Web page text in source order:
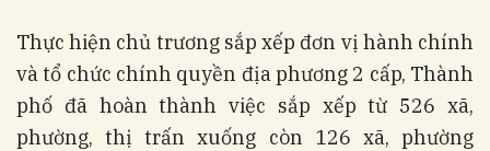
Thực hiện chủ trương sắp xếp đơn vị hành chính
và tổ chức chính quyền địa phương 2 cấp, Thành
phố đã hoàn thành việc sắp xếp từ 526 xã,
phường, thị trấn xuống còn 126 xã, phường